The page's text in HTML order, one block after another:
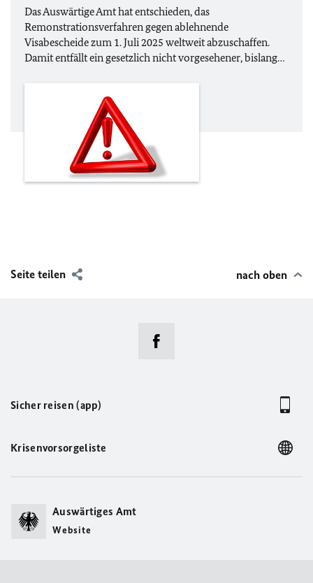
Das Auswärtige Amt hat entschieden, das
Remonstrationsverfahren gegen ablehnende
Visabescheide zum 1. Juli 2025 weltweit abzuschaffen.
Damit entfällt ein gesetzlich nicht vorgesehener, bislang…
Seite teilen nach oben
Sicher reisen (app)
Krisenvorsorgeliste
Auswärtiges Amt
Website